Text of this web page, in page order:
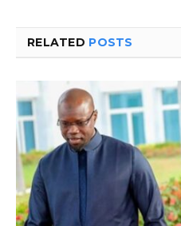
RELATED POSTS